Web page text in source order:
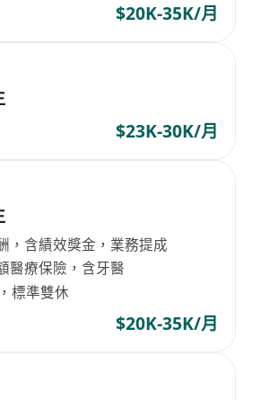
$20K-35K/月
$23K-30K/月
，含績效獎金，業務提成
醫療保險，含牙醫
標準雙休
$20K-35K/月